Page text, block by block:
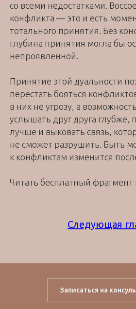
со всеми недостатками.
конфликта — это и есть
тотального принятия. Без
глубина принятия могла бы
непроявленной.
Принятие этой дуальности
перестать бояться
в них не угрозу, а
услышать друг друга глубже,
лучше и выковать связь,
не сможет разрушить. Быть
к конфликтам изменится
Читать бесплатный фрагмент
Следующая
Записаться на